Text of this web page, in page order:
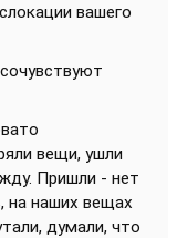
вашего
вещи, ушли
Пришли - нет
на наших вещах
думали, что